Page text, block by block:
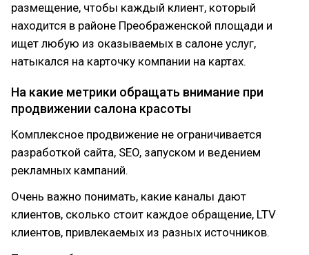
размещение, чтобы каждый клиент, который
находится в районе Преображенской площади и
ищет любую из оказываемых в салоне услуг,
натыкался на карточку компании на картах.
На какие метрики обращать внимание при
продвижении салона красоты
Комплексное продвижение не ограничивается
разработкой сайта, SEO, запуском и ведением
рекламных кампаний.
Очень важно понимать, какие каналы дают
клиентов, сколько стоит каждое обращение, LTV
клиентов, привлекаемых из разных источников.